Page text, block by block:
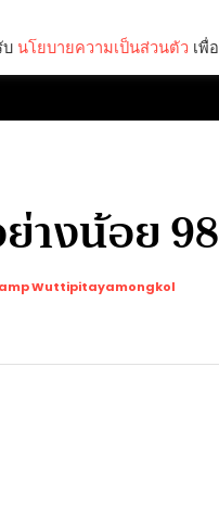
างน้อย
Wuttipitayamongkol
บ นโยบายความเป็นส่วนตัว เพื่